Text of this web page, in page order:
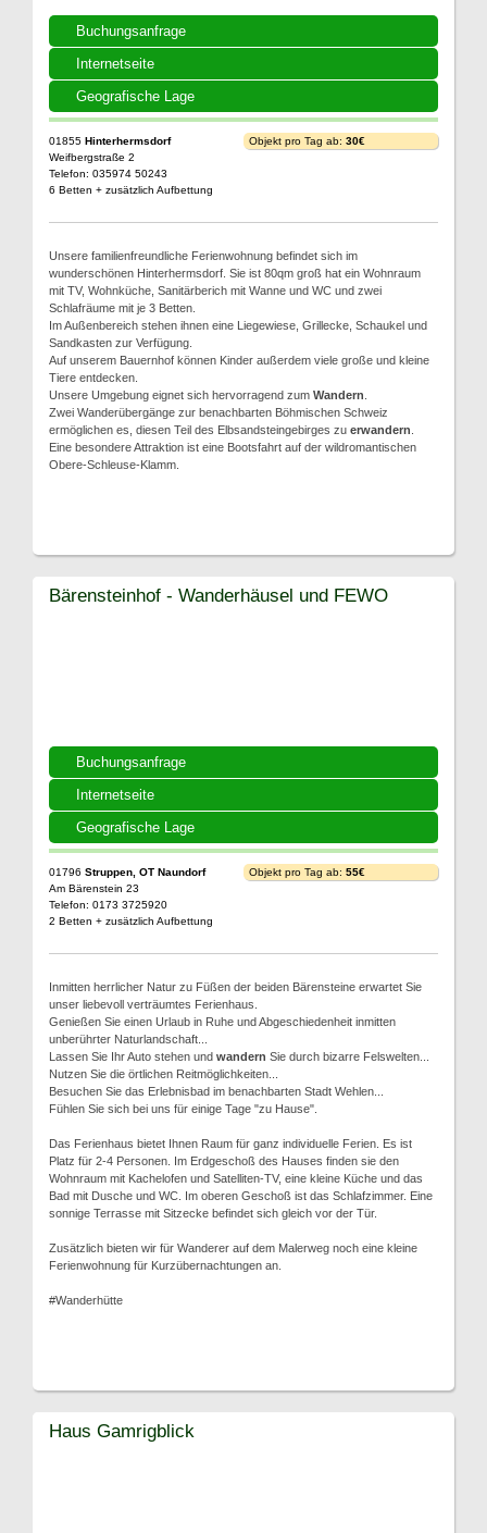
Buchungsanfrage
Internetseite
Geografische Lage
01855 Hinterhermsdorf
Weifbergstraße 2
Telefon: 035974 50243
6 Betten + zusätzlich Aufbettung
Objekt pro Tag ab: 30€
Unsere familienfreundliche Ferienwohnung befindet sich im
wunderschönen Hinterhermsdorf. Sie ist 80qm groß hat ein Wohnraum
mit TV, Wohnküche, Sanitärberich mit Wanne und WC und zwei
Schlafräume mit je 3 Betten.
Im Außenbereich stehen ihnen eine Liegewiese, Grillecke, Schaukel und
Sandkasten zur Verfügung.
Auf unserem Bauernhof können Kinder außerdem viele große und kleine
Tiere entdecken.
Unsere Umgebung eignet sich hervorragend zum Wandern
Zwei Wanderübergänge zur benachbarten Böhmischen Schweiz
ermöglichen es, diesen Teil des Elbsandsteingebirges zu erwandern
Eine besondere Attraktion ist eine Bootsfahrt auf der wildromantischen
Obere-Schleuse-Klamm.
Buchungsanfrage
Internetseite
Geografische Lage
Bärensteinhof - Wanderhäusel und FEWO
01796 Struppen, OT Naundorf
Am Bärenstein 23
Telefon: 0173 3725920
2 Betten + zusätzlich Aufbettung
Objekt pro Tag ab: 55€
Inmitten herrlicher Natur zu Füßen der beiden Bärensteine erwartet Sie
unser liebevoll verträumtes Ferienhaus.
Genießen Sie einen Urlaub in Ruhe und Abgeschiedenheit inmitten
unberührter Naturlandschaft...
Lassen Sie Ihr Auto stehen und wandern Sie durch bizarre Felswelten...
Nutzen Sie die örtlichen Reitmöglichkeiten...
Besuchen Sie das Erlebnisbad im benachbarten Stadt Wehlen...
Fühlen Sie sich bei uns für einige Tage "zu Hause".
Das Ferienhaus bietet Ihnen Raum für ganz individuelle Ferien. Es ist
Platz für 2-4 Personen. Im Erdgeschoß des Hauses finden sie den
Wohnraum mit Kachelofen und Satelliten-TV, eine kleine Küche und das
Bad mit Dusche und WC. Im oberen Geschoß ist das Schlafzimmer. Eine
sonnige Terrasse mit Sitzecke befindet sich gleich vor der Tür.
Zusätzlich bieten wir für Wanderer auf dem Malerweg noch eine kleine
Ferienwohnung für Kurzübernachtungen an.
#Wanderhütte
Haus Gamrigblick